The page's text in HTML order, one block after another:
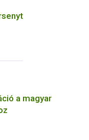
a magyar